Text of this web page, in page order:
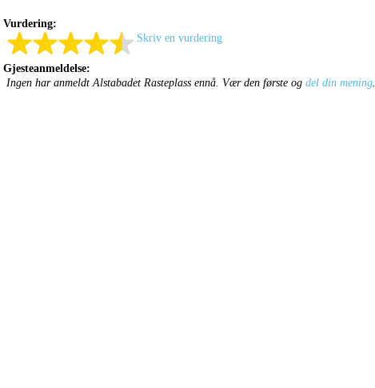
Vurdering:
Skriv en vurdering
Gjesteanmeldelse:
Ingen har anmeldt Alstabadet Rasteplass ennå. Vær den første og del din mening.